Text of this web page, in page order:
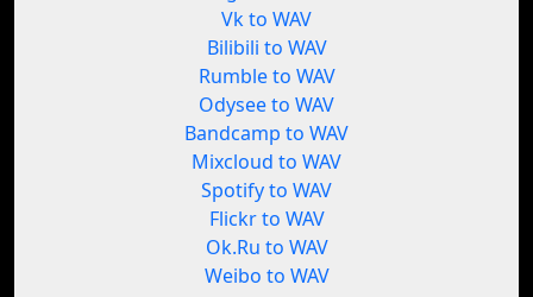
Vk to WAV
Bilibili to WAV
Rumble to WAV
Odysee to WAV
Bandcamp to WAV
Mixcloud to WAV
Spotify to WAV
Flickr to WAV
Ok.Ru to WAV
Weibo to WAV